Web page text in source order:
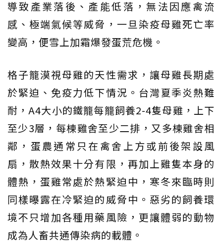
導致產業落後、產能低落，無法因應禽流
感、極端氣候等威脅，一旦染疫母雞死亡率
變高，便雪上加霜爆發蛋荒危機。
格子籠漠視母雞的天性需求，讓母雞長期處
於緊迫、免疫力低下情況。台灣夏季炎熱難
耐，A4大小的鐵籠每籠飼養2-4隻母雞，上下
至少3層，每棟雞舍至少二排，又多棟雞舍相
鄰，蛋農通常只在禽舍上方或前後架設風
扇，散熱效果十分有限，再加上雞隻本身的
體熱，蛋雞常處於熱緊迫中，寒冬來臨時則
同樣曝露在冷緊迫的威脅中。惡劣的飼養環
境不只增加各種用藥風險，更讓體弱的動物
成為人畜共通傳染病的載體。